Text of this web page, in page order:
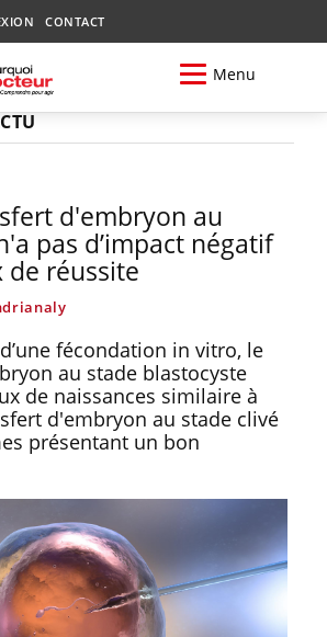
CONTACT
Menu
d'embryon au
pas d’impact négatif
de réussite
fécondation in vitro, le
au stade blastocyste
de naissances similaire à
d'embryon au stade clivé
présentant un bon